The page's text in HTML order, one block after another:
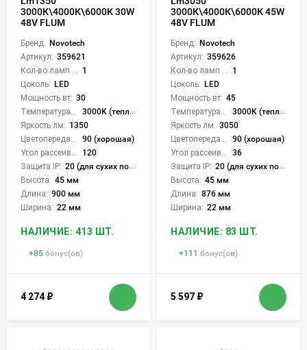
3000К\4000К\6000К 30W
48V FLUM
Бренд: Novotech
Артикул: 359621
1
Цоколь: LED
Мощность вт: 30
3000K (теплый), 4000K (нейтральный), 6000K (холодный), CCT механическое переключение
Яркость лм: 1350
90 (хорошая)
120
Защита IP: 20 (для сухих пом.)
Высота: 45 мм
Длина: 900 мм
Ширина: 22 мм
НАЛИЧИЕ: 413 ШТ.
+85 бонус(ов)
4 274 ₽
3000К\4000К\6000К 45W
48V FLUM
Бренд: Novotech
Артикул: 359626
1
Цоколь: LED
Мощность вт: 45
3000K (теплый), 4000K (нейтральный), 6000K (холодный), CCT механическое переключение
Яркость лм: 3050
90 (хорошая)
36
Защита IP: 20 (для сухих пом.)
Высота: 45 мм
Длина: 876 мм
Ширина: 22 мм
НАЛИЧИЕ: 83 ШТ.
+111 бонус(ов)
5 597 ₽